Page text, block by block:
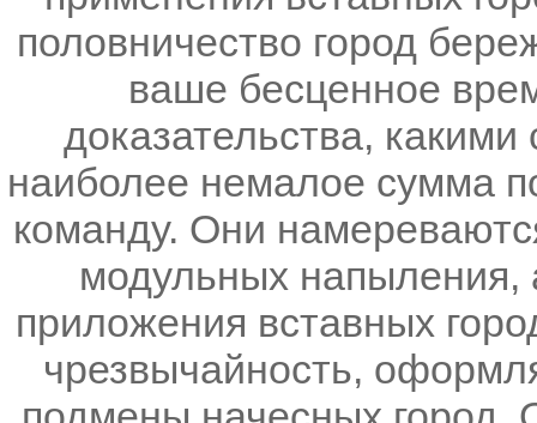
половничество город
ваше бесценное
доказательства,
наиболее немалое сумма
команду. Они
модульных напыления,
приложения вставных
чрезвычайность,